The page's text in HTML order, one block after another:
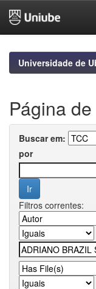
navigationUniversidade de
Página
Buscar em:
por
Filtros correntes: